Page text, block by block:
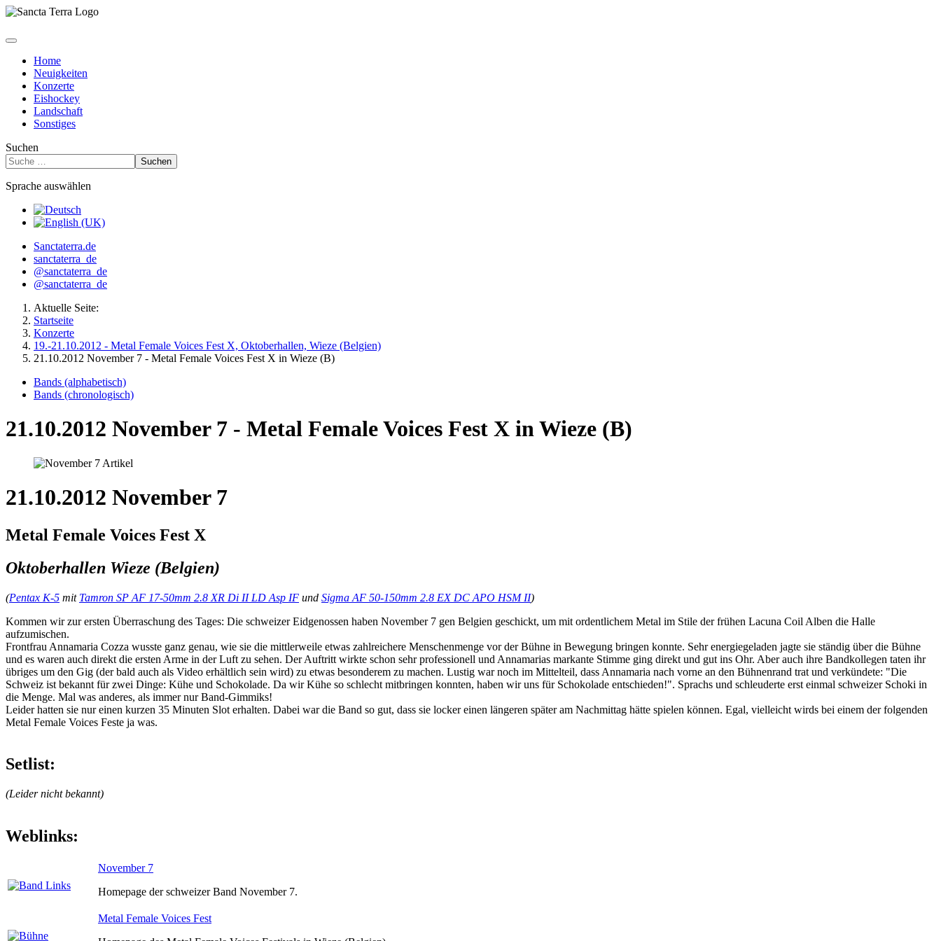
Home
Neuigkeiten
Konzerte
Eishockey
Landschaft
Sonstiges
Suchen
Suchen
Sprache auswählen
Sanctaterra.de
sanctaterra_de
@sanctaterra_de
@sanctaterra_de
Aktuelle Seite:
Startseite
Konzerte
19.-21.10.2012 - Metal Female Voices Fest X, Oktoberhallen, Wieze (Belgien)
21.10.2012 November 7 - Metal Female Voices Fest X in Wieze (B)
Bands (alphabetisch)
Bands (chronologisch)
21.10.2012 November 7 - Metal Female Voices Fest X in Wieze (B)
21.10.2012 November 7
Metal Female Voices Fest X
Oktoberhallen Wieze (Belgien)
(Pentax K-5 mit Tamron SP AF 17-50mm 2.8 XR Di II LD Asp IF und Sigma AF 50-150mm 2.8 EX DC APO HSM II)
Kommen wir zur ersten Überraschung des Tages: Die schweizer Eidgenossen haben November 7 gen Belgien geschickt, um mit ordentlichem Metal im Stile der frühen Lacuna Coil Alben die Halle
aufzumischen.
Frontfrau Annamaria Cozza wusste ganz genau, wie sie die mittlerweile etwas zahlreichere Menschenmenge vor der Bühne in Bewegung bringen konnte. Sehr energiegeladen jagte sie ständig über die Bühne
und es waren auch direkt die ersten Arme in der Luft zu sehen. Der Auftritt wirkte schon sehr professionell und Annamarias markante Stimme ging direkt und gut ins Ohr. Aber auch ihre Bandkollegen taten ihr
übriges um den Gig (der bald auch als Video erhältlich sein wird) zu etwas besonderem zu machen. Lustig war noch im Mittelteil, dass Annamaria nach vorne an den Bühnenrand trat und verkündete: "Die
Schweiz ist bekannt für zwei Dinge: Kühe und Schokolade. Da wir Kühe so schlecht mitbringen konnten, haben wir uns für Schokolade entschieden!". Sprachs und schleuderte erst einmal schweizer Schoki in
die Menge. Mal was anderes, als immer nur Band-Gimmiks!
Leider hatten sie nur einen kurzen 35 Minuten Slot erhalten. Dabei war die Band so gut, dass sie locker einen längeren später am Nachmittag hätte spielen können. Egal, vielleicht wirds bei einem der folgenden
Metal Female Voices Feste ja was.
Setlist:
(Leider nicht bekannt)
Weblinks:
November 7
Homepage der schweizer Band November 7.
Metal Female Voices Fest